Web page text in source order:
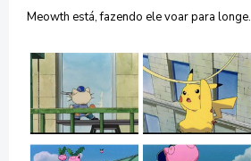
Meowth está, fazendo ele voar para longe.